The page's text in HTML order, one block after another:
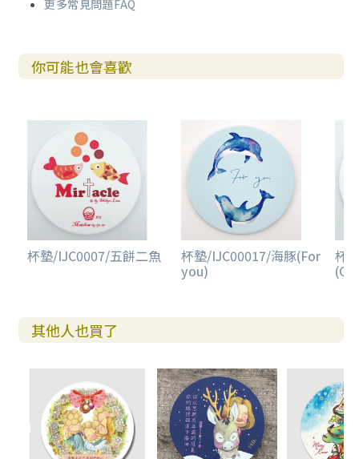
更多常見問題FAQ
你可能也會喜歡
杯墊/IJC0007/五餅二魚 杯墊/IJC00017/海豚(For
you)
杯
其他人也買了